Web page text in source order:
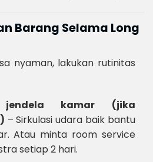
Barang Selama Long
nyaman, lakukan rutinitas
kamar (jika
– Sirkulasi udara baik bantu
Atau minta room service
setiap 2 hari.